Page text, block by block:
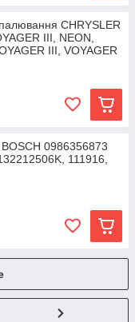
CHRYSLER
III, NEON,
III, VOYAGER
BOSCH 0986356873
111916,